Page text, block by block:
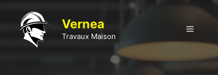
contenu
Vernea
Travaux Maison
Menu